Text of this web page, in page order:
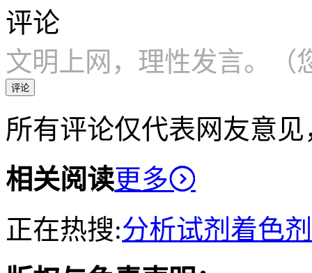
评论
文明上网，理性发言。（
评论
所有评论仅代表网友意
相关阅读更多
正在热搜:分析试剂 着色剂